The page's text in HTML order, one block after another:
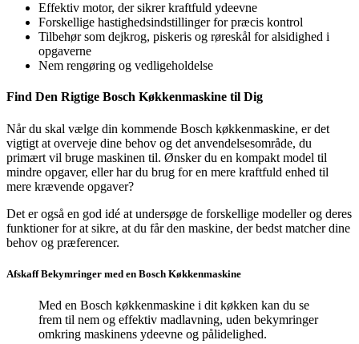
Effektiv motor, der sikrer kraftfuld ydeevne
Forskellige hastighedsindstillinger for præcis kontrol
Tilbehør som dejkrog, piskeris og røreskål for alsidighed i
opgaverne
Nem rengøring og vedligeholdelse
Find Den Rigtige Bosch Køkkenmaskine til Dig
Når du skal vælge din kommende Bosch køkkenmaskine, er det
vigtigt at overveje dine behov og det anvendelsesområde, du
primært vil bruge maskinen til. Ønsker du en kompakt model til
mindre opgaver, eller har du brug for en mere kraftfuld enhed til
mere krævende opgaver?
Det er også en god idé at undersøge de forskellige modeller og deres
funktioner for at sikre, at du får den maskine, der bedst matcher dine
behov og præferencer.
Afskaff Bekymringer med en Bosch Køkkenmaskine
Med en Bosch køkkenmaskine i dit køkken kan du se
frem til nem og effektiv madlavning, uden bekymringer
omkring maskinens ydeevne og pålidelighed.